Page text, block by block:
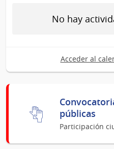
No hay
Acceder al
públicas
Participación